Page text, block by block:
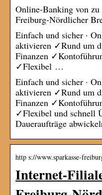
Online-Banking von zu
Freiburg-Nördlicher
Einfach und sicher ·
aktivieren ✓Rund um
Finanzen
✓Flexibel …
Einfach und sicher ·
aktivieren ✓Rund um
Finanzen
✓Flexibel und schnell
Daueraufträge
http s://www.sparkasse-
Internet-